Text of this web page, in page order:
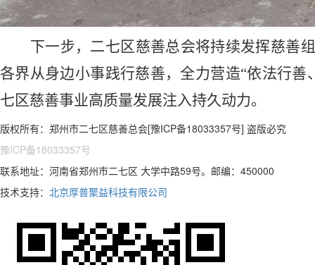
下一步，二七区慈善总会将持续发挥慈善
各界从身边小事践行慈善，全力营造“依法行
七区慈善事业高质量发展注入持久动力。
版权所有：郑州市二七区慈善总会[豫ICP备18033357号] 盗版必究
豫ICP备18033357号
联系地址：河南省郑州市二七区 大学中路59号。邮编：450000
技术支持： 北京厚普聚益科技有限公司